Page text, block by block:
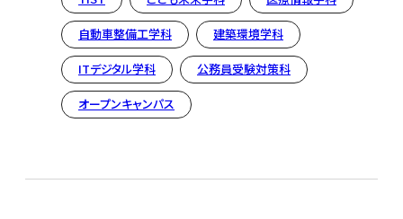
自動車整備工学科 建築環境学科
ITデジタル学科 公務員受験対策科
オープンキャンパス